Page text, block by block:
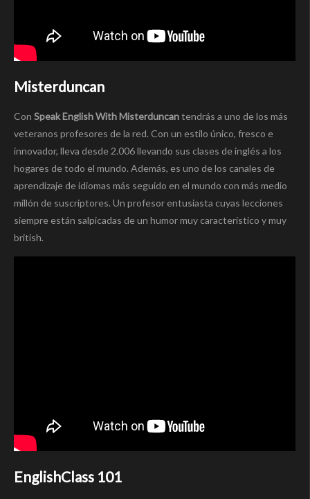
Misterduncan
Con Speak English With Misterduncantendrás a uno de los más
veteranos profesores de la red. Con un estilo único, fresco e
innovador, lleva desde 2.006 llevando sus clases de inglés a los
hogares de todo el mundo. Además, es uno de los canales de
aprendizaje de idiomas más seguido en el mundo con más medio
millón de suscriptores. Un profesor entusiasta cuyas lecciones
siempre están salpicadas de un humor muy característico y muy
british.
EnglishClass 101